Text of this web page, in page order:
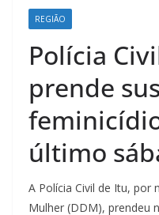
REGIÃO
Polícia
prende
último
A Polícia Civil de Itu, por
Mulher (DDM), prendeu